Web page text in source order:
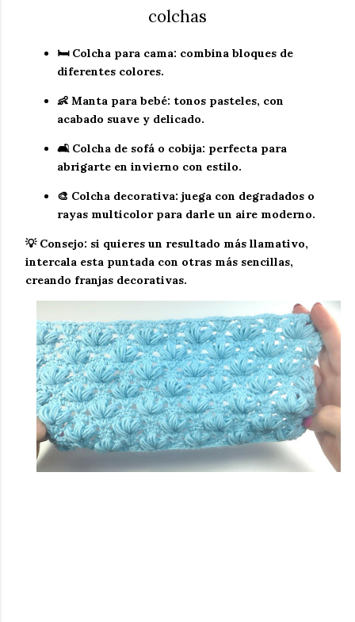
colchas
🛏 Colcha para cama: combina bloques de
diferentes colores.
👶 Manta para bebé: tonos pasteles, con
acabado suave y delicado.
🛋 Colcha de sofá o cobija: perfecta para
abrigarte en invierno con estilo.
🎨 Colcha decorativa: juega con degradados o
rayas multicolor para darle un aire moderno.
💡 Consejo: si quieres un resultado más llamativo,
intercala esta puntada con otras más sencillas,
creando franjas decorativas.